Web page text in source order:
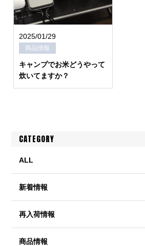
2025/01/29
商品情報
キャンプでお米どうやって
炊いてますか？
CATEGORY
ALL
新着情報
再入荷情報
商品情報